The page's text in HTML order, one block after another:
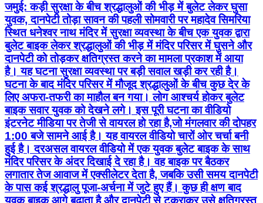
जमुई: कड़ी सुरक्षा के बीच श्रद्धालुओं की भीड़ में बुलेट लेकर घुसा
युवक, दानपेटी तोड़ा सावन की पहली सोमवारी पर महादेव सिमरिया
स्थित धनेश्वर नाथ मंदिर में सुरक्षा व्यवस्था के बीच एक युवक द्वारा
बुलेट बाइक लेकर श्रद्धालुओं की भीड़ में मंदिर परिसर में घुसने और
दानपेटी को तोड़कर क्षतिग्रस्त करने का मामला प्रकाश में आया
है। यह घटना सुरक्षा व्यवस्था पर बड़ी सवाल खड़ी कर रही है।
घटना के बाद मंदिर परिसर में मौजूद श्रद्धालुओं के बीच कुछ देर के
लिए अफरा-तफरी का माहौल बन गया। लोग आश्चर्य होकर बुलेट
बाइक सवार युवक को देखने लगे। इस पूरी घटना का वीडियो
इंटरनेट मीडिया पर तेजी से वायरल हो रहा है,जो मंगलवार की दोपहर
1:00 बजे सामने आई है। यह वायरल वीडियो चारों ओर चर्चा बनी
हुई है। दरअसल वायरल वीडियो में एक युवक बुलेट बाइक के साथ
मंदिर परिसर के अंदर दिखाई दे रहा है। वह बाइक पर बैठकर
लगातार तेज आवाज में एक्सीलेटर देता है, जबकि उसी समय दानपेटी
के पास कई श्रद्धालु पूजा-अर्चना में जुटे हुए हैं। कुछ ही क्षण बाद
युवक बाइक आगे बढ़ाता है और दानपेटी से टकराकर उसे क्षतिग्रस्त